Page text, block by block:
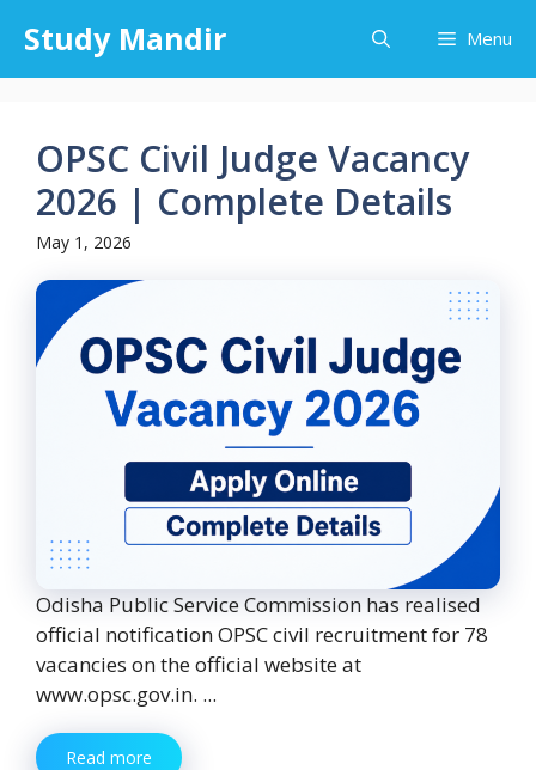
content
Study Mandir Menu
OPSC Civil Judge Vacancy
2026 | Complete Details
May 1, 2026
Odisha Public Service Commission has realised
official notification OPSC civil recruitment for 78
vacancies on the official website at
www.opsc.gov.in. ...
Read more